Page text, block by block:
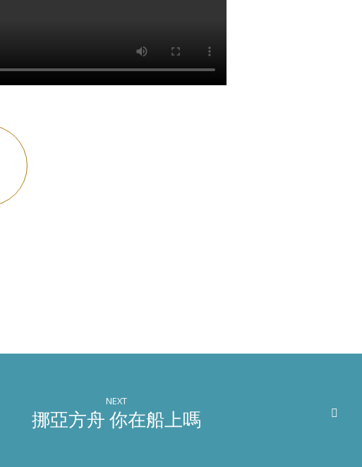
NEXT
挪亞方舟 你在船上嗎